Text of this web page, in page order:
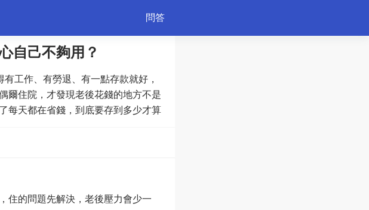
問答
自己不夠用？
工作、有勞退、有一點存款就好，
爾住院，才發現老後花錢的地方不是
每天都在省錢，到底要存到多少才算
住的問題先解決，老後壓力會少一
活妙招 體育 育兒